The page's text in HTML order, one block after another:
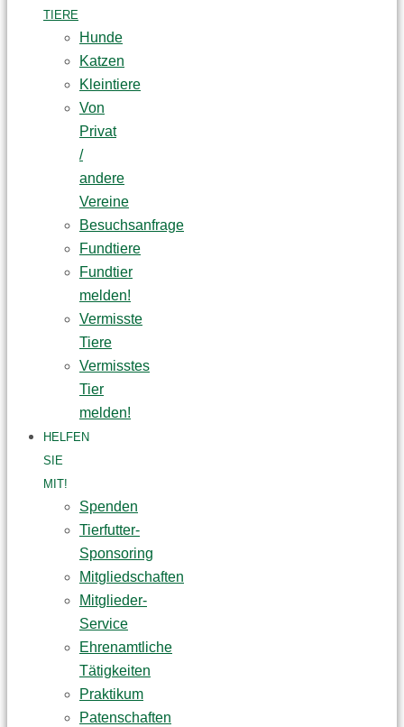
TIERE
Hunde
Katzen
Kleintiere
Von
Privat
/
andere
Vereine
Besuchsanfrage
Fundtiere
Fundtier
melden!
Vermisste
Tiere
Vermisstes
Tier
melden!
HELFEN
SIE
MIT!
Spenden
Tierfutter-
Sponsoring
Mitgliedschaften
Mitglieder-
Service
Ehrenamtliche
Tätigkeiten
Praktikum
Patenschaften